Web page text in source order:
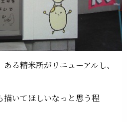
る精米所がリニューアルし、
描いてほしいなっと思う程